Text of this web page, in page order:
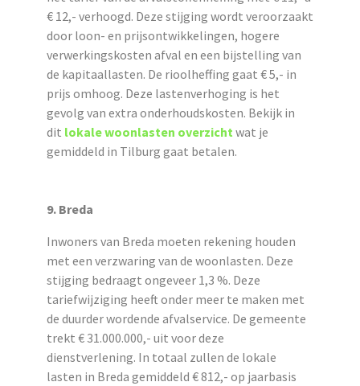
€ 12,- verhoogd. Deze stijging wordt veroorzaakt
door loon- en prijsontwikkelingen, hogere
verwerkingskosten afval en een bijstelling van
de kapitaallasten. De rioolheffing gaat € 5,- in
prijs omhoog. Deze lastenverhoging is het
gevolg van extra onderhoudskosten. Bekijk in
dit lokale woonlasten overzicht wat je
gemiddeld in Tilburg gaat betalen.
9. Breda
Inwoners van Breda moeten rekening houden
met een verzwaring van de woonlasten. Deze
stijging bedraagt ongeveer 1,3 %. Deze
tariefwijziging heeft onder meer te maken met
de duurder wordende afvalservice. De gemeente
trekt € 31.000.000,- uit voor deze
dienstverlening. In totaal zullen de lokale
lasten in Breda gemiddeld € 812,- op jaarbasis